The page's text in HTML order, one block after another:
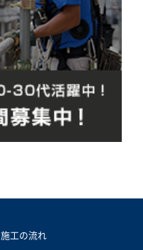
施工の流れ